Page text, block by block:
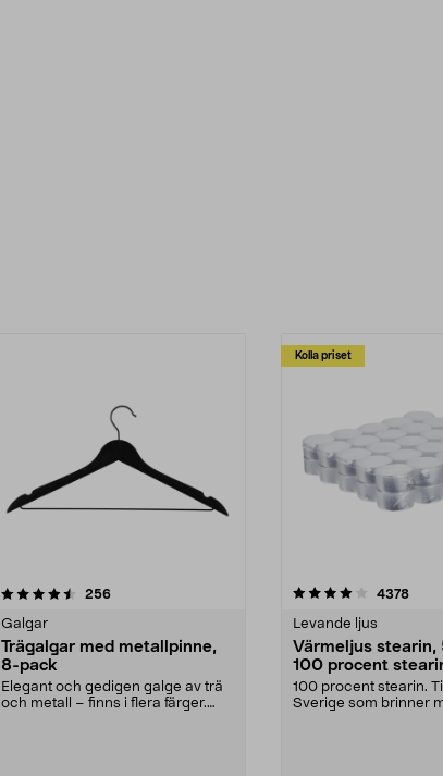
256recensioner
Galgar
Trägalgar med metallpinne,
8-pack
Elegant och gedigen galge av trä
och metall – finns i flera färger.
Kolla priset
4.0av 5 stjärnor 4378
Levande ljus
Värmeljus stearin,
100 procent
100 procent stearin.
Sverige som brinner
4.5av 5